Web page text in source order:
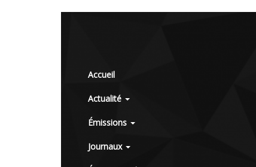
Accueil
Actualité
Émissions
Journaux